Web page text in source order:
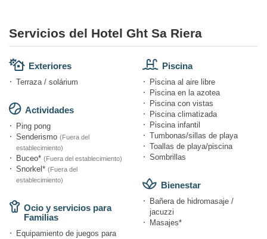
Servicios del Hotel Ght Sa Riera
Exteriores
Terraza / solárium
Actividades
Ping pong
Senderismo (Fuera del
establecimiento)
Buceo* (Fuera del establecimiento)
Snorkel* (Fuera del
establecimiento)
Ocio y servicios para
Familias
Equipamiento de juegos para
Piscina
Piscina al aire libre
Piscina en la azotea
Piscina con vistas
Piscina climatizada
Piscina infantil
Tumbonas/sillas de playa
Toallas de playa/piscina
Sombrillas
Bienestar
Bañera de hidromasaje /
jacuzzi
Masajes*